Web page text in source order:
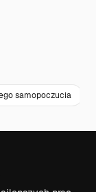
samopoczucia